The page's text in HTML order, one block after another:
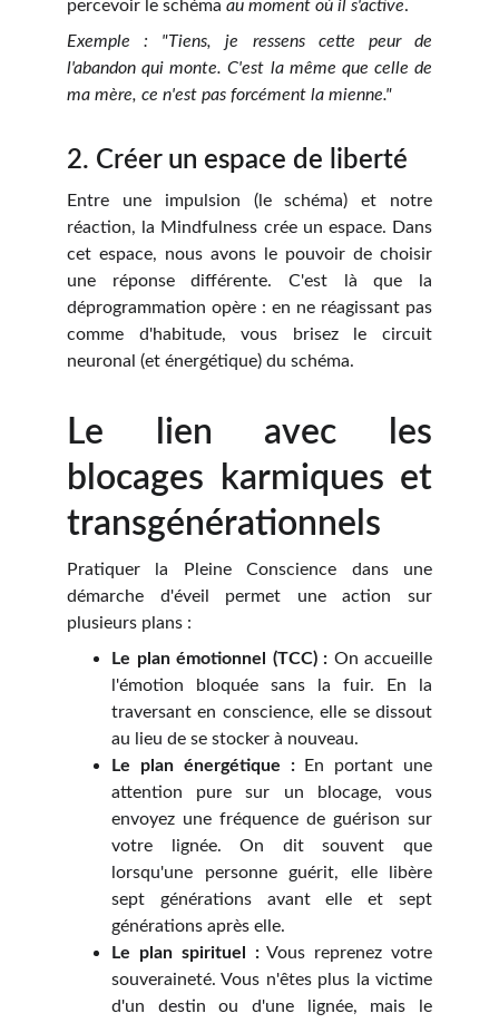
percevoir le schéma au moment où il s'active.
Exemple : "Tiens, je ressens cette peur de
l'abandon qui monte. C'est la même que celle de
ma mère, ce n'est pas forcément la mienne."
2. Créer un espace de liberté
Entre une impulsion (le schéma) et notre
réaction, la Mindfulness crée un espace. Dans
cet espace, nous avons le pouvoir de choisir
une réponse différente. C'est là que la
déprogrammation opère : en ne réagissant pas
comme d'habitude, vous brisez le circuit
neuronal (et énergétique) du schéma.
Le lien avec les
blocages karmiques et
transgénérationnels
Pratiquer la Pleine Conscience dans une
démarche d'éveil permet une action sur
plusieurs plans :
Le plan émotionnel (TCC) : On accueille
l'émotion bloquée sans la fuir. En la
traversant en conscience, elle se dissout
au lieu de se stocker à nouveau.
Le plan énergétique :En portant une
attention pure sur un blocage, vous
envoyez une fréquence de guérison sur
votre lignée. On dit souvent que
lorsqu'une personne guérit, elle libère
sept générations avant elle et sept
générations après elle.
Le plan spirituel :Vous reprenez votre
souveraineté. Vous n'êtes plus la victime
d'un destin ou d'une lignée, mais le